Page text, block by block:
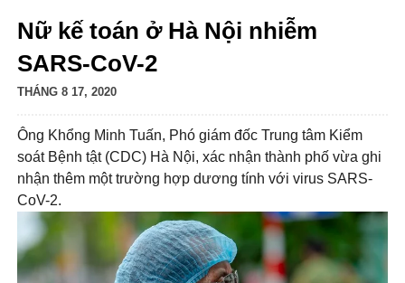
Nữ kế toán ở Hà Nội nhiễm
SARS-CoV-2
THÁNG 8 17, 2020
Ông Khổng Minh Tuấn, Phó giám đốc Trung tâm Kiểm
soát Bệnh tật (CDC) Hà Nội, xác nhận thành phố vừa ghi
nhận thêm một trường hợp dương tính với virus SARS-
CoV-2.